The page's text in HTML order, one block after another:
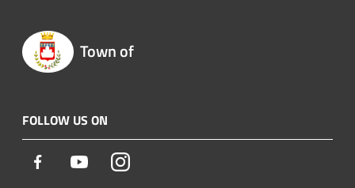
Town of
FOLLOW US ON
Facebook YoutubeInstagram